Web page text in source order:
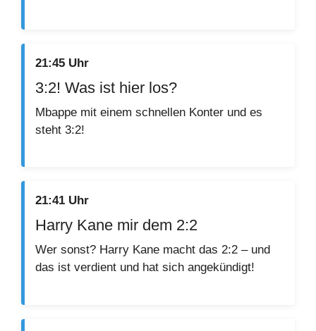
21:45 Uhr
3:2! Was ist hier los?
Mbappe mit einem schnellen Konter und es
steht 3:2!
21:41 Uhr
Harry Kane mir dem 2:2
Wer sonst? Harry Kane macht das 2:2 – und
das ist verdient und hat sich angekündigt!